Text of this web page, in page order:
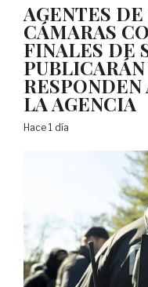
AGENTES
CÁMARAS
FINALES DE
LA AGENCIA
Hace 1 día